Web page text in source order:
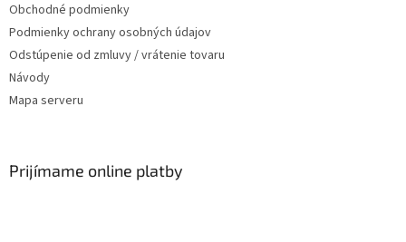
Obchodné podmienky
Podmienky ochrany osobných údajov
Odstúpenie od zmluvy / vrátenie tovaru
Návody
Mapa serveru
Prijímame online platby